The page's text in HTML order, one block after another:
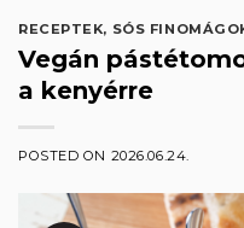
RECEPTEK, SÓS
Vegán
a kenyérre
POSTED ON 2026.06.24.